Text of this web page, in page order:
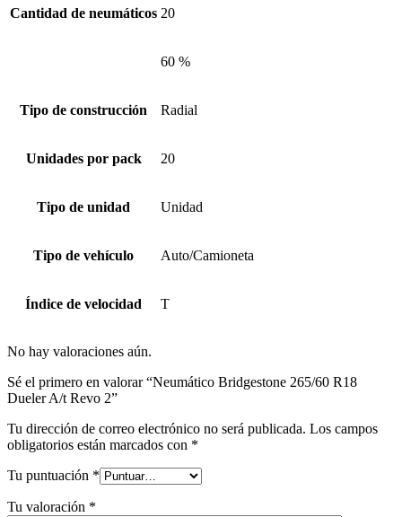
Cantidad de neumáticos 20
60 %
Tipo de construcción Radial
Unidades por pack 20
Tipo de unidad Unidad
Tipo de vehículo Auto/Camioneta
Índice de velocidad T
No hay valoraciones aún.
Sé el primero en valorar “Neumático Bridgestone 265/60 R18
Dueler A/t Revo 2”
Tu dirección de correo electrónico no será publicada. Los campos
obligatorios están marcados con *
Tu puntuación *
Tu valoración *